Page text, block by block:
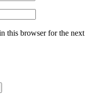
this browser for the next